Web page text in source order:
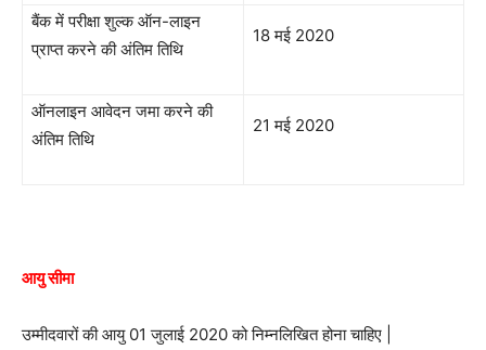
बैंक में परीक्षा शुल्क ऑन-लाइन
प्राप्त करने की अंतिम तिथि
18 मई 2020
ऑनलाइन आवेदन जमा करने की
अंतिम तिथि
21 मई 2020
आयु सीमा
उम्मीदवारों की आयु 01 जुलाई 2020 को निम्नलिखित होना चाहिए |